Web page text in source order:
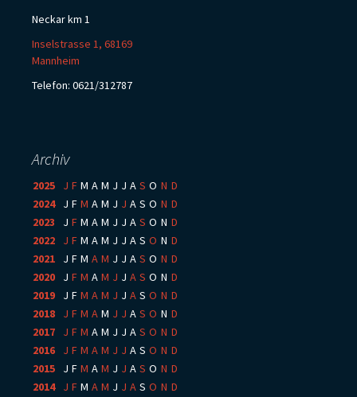
Neckar km 1
Inselstrasse 1, 68169
Mannheim
Telefon: 0621/312787
Archiv
2025 J F M A M J J A S O N D
2024: J F M A M J J A S O N D
2023
J F M A M J J A S O N D
2022
J F M A M J J A S O N D
2021
J F M A M J J A S O N D
2020
J F M A M J J A S O N D
2019
J F M A M J J A S O N D
2018
J F M A M J J A S O N D
2017
J F M A M J J A S O N D
2016
J F M A M J J A S O N D
2015
J F M A M J J A S O N D
2014: J F M A M J J A S O N D